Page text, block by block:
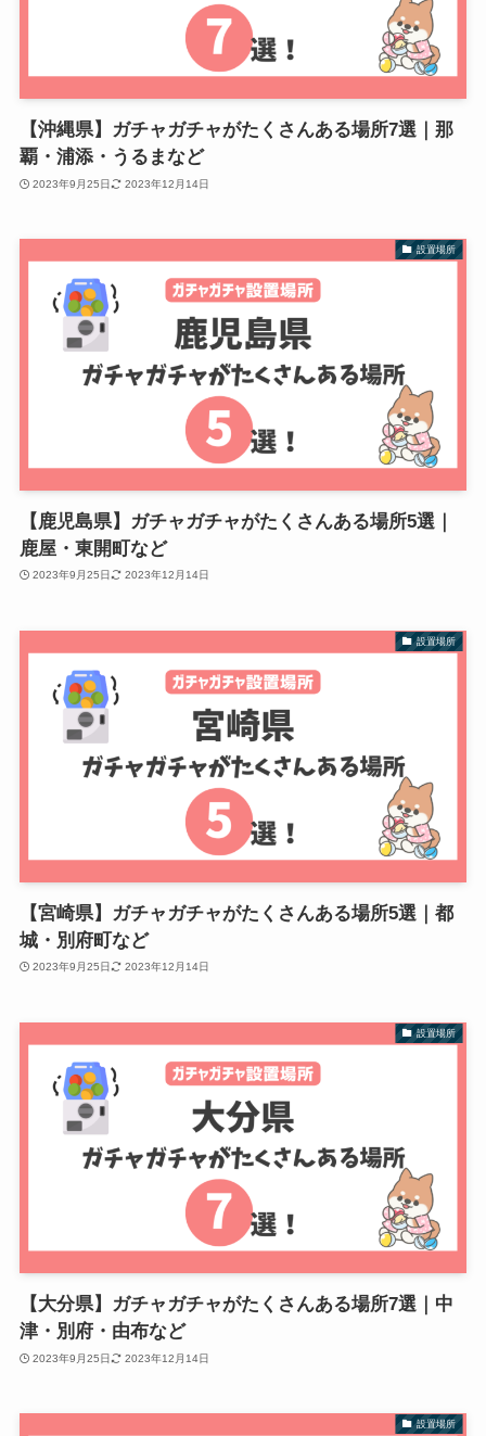
【沖縄県】ガチャガチャがたくさんある場所7選｜那
覇・浦添・うるまなど
2023年9月25日 2023年12月14日
設置場所
【鹿児島県】ガチャガチャがたくさんある場所5選｜
鹿屋・東開町など
2023年9月25日 2023年12月14日
設置場所
【宮崎県】ガチャガチャがたくさんある場所5選｜都
城・別府町など
2023年9月25日 2023年12月14日
設置場所
【大分県】ガチャガチャがたくさんある場所7選｜中
津・別府・由布など
2023年9月25日 2023年12月14日
設置場所